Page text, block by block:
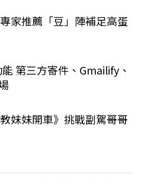
家推薦「豆」陣補足高蛋
第三方寄件、Gmailify、
妹妹開車》挑戰副駕哥哥